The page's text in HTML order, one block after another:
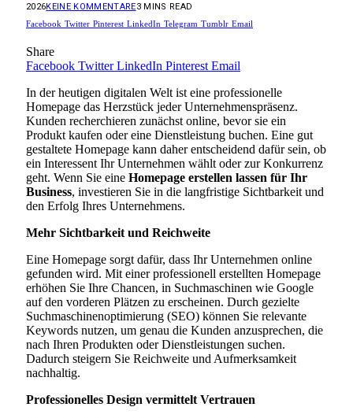
2026KEINE KOMMENTARE3 MINS READ
Facebook Twitter Pinterest LinkedIn Telegram Tumblr Email
Share
Facebook Twitter LinkedIn Pinterest Email
In der heutigen digitalen Welt ist eine professionelle
Homepage das Herzstück jeder Unternehmenspräsenz.
Kunden recherchieren zunächst online, bevor sie ein
Produkt kaufen oder eine Dienstleistung buchen. Eine gut
gestaltete Homepage kann daher entscheidend dafür sein, ob
ein Interessent Ihr Unternehmen wählt oder zur Konkurrenz
geht. Wenn Sie eine Homepage erstellen lassen für Ihr
Business, investieren Sie in die langfristige Sichtbarkeit und
den Erfolg Ihres Unternehmens.
Mehr Sichtbarkeit und Reichweite
Eine Homepage sorgt dafür, dass Ihr Unternehmen online
gefunden wird. Mit einer professionell erstellten Homepage
erhöhen Sie Ihre Chancen, in Suchmaschinen wie Google
auf den vorderen Plätzen zu erscheinen. Durch gezielte
Suchmaschinenoptimierung (SEO) können Sie relevante
Keywords nutzen, um genau die Kunden anzusprechen, die
nach Ihren Produkten oder Dienstleistungen suchen.
Dadurch steigern Sie Reichweite und Aufmerksamkeit
nachhaltig.
Professionelles Design vermittelt Vertrauen